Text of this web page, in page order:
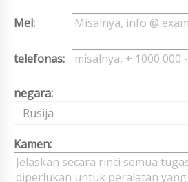
Mel:
telefonas:
negara:
Rusija
Kamen: